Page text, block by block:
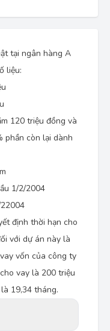
tại ngân hàng A
liệu:
120 triệu đồng và
phần còn lại dành
1/2/2004
định thời hạn cho
với dự án này là
vốn của công ty
vay là 200 triệu
19,34 tháng.